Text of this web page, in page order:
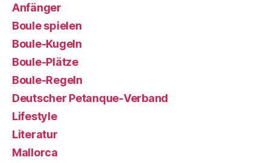
Anfänger
Boule spielen
Boule-Kugeln
Boule-Plätze
Boule-Regeln
Deutscher Petanque-Verband
Lifestyle
Literatur
Mallorca